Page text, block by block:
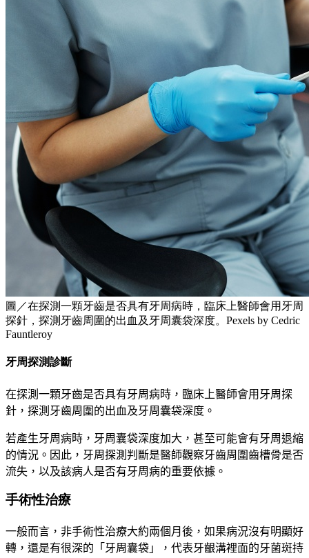
圖／在探測一顆牙齒是否具有牙周病時，臨床上醫師會用牙周
探針，探測牙齒周圍的出血及牙周囊袋深度。Pexels by Cedric
Fauntleroy
牙周探測診斷
在探測一顆牙齒是否具有牙周病時，臨床上醫師會用牙周探
針，探測牙齒周圍的出血及牙周囊袋深度。
若產生牙周病時，牙周囊袋深度加大，甚至可能會有牙周退縮
的情況。因此，牙周探測判斷是醫師觀察牙齒周圍齒槽骨是否
流失，以及該病人是否有牙周病的重要依據。
手術性治療
一般而言，非手術性治療大約兩個月後，如果病況沒有明顯好
轉，還是有很深的「牙周囊袋」，代表牙齦溝裡面的牙菌斑持